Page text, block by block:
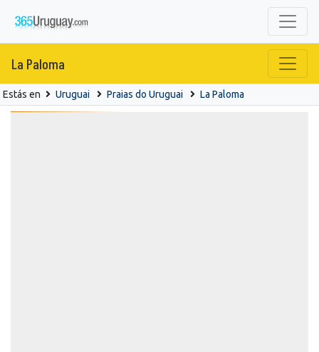
La Paloma
Estás en Uruguai Praias do Uruguai La Paloma